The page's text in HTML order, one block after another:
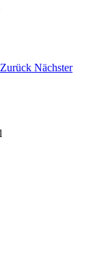
Zurück Nächster